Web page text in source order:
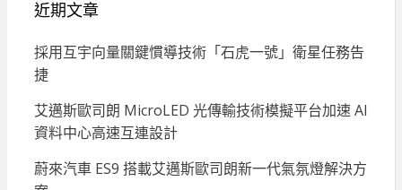
近期文章
採用互宇向量關鍵慣導技術「石虎一號」衛星任務告
捷
艾邁斯歐司朗 MicroLED 光傳輸技術模擬平台加速 AI
資料中心高速互連設計
蔚來汽車 ES9 搭載艾邁斯歐司朗新一代氣氛燈解決方